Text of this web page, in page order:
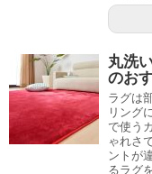
丸洗
のお
ラグは
リング
で使う
ゃれさ
ントが
るラグ